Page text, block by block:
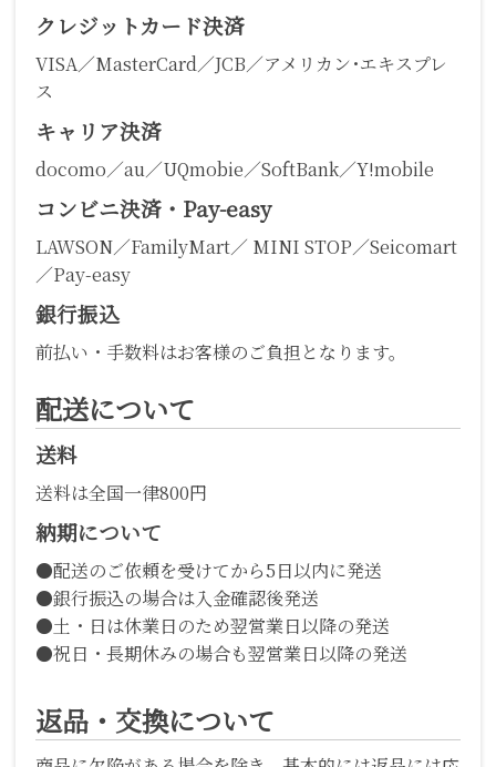
クレジットカード決済
VISA／MasterCard／JCB／アメリカン･エキスプレ
ス
キャリア決済
docomo／au／UQmobie／SoftBank／Y!mobile
コンビニ決済・Pay-easy
LAWSON／FamilyMart／ MINI STOP／Seicomart
／Pay-easy
銀行振込
前払い・手数料はお客様のご負担となります。
配送について
送料
送料は全国一律800円
納期について
●配送のご依頼を受けてから5日以内に発送
●銀行振込の場合は入金確認後発送
●土・日は休業日のため翌営業日以降の発送
●祝日・長期休みの場合も翌営業日以降の発送
返品・交換について